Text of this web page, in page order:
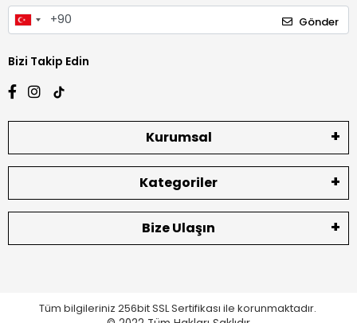
Gönder
Bizi Takip Edin
Kurumsal
Kategoriler
Bize Ulaşın
Tüm bilgileriniz 256bit SSL Sertifikası ile korunmaktadır.